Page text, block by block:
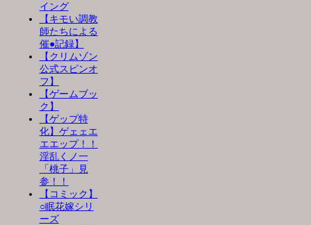
イング
【キモい調教
師たちによる
催●記録】
【クリムゾン
公式スピンオ
フ】
【ゲームブッ
ク】
【ゲップ特
化】ゲェェエ
エエップ！！
淫乱くノ一
「桃子」見
参！！
【コミック】
○眠花嫁シリ
ーズ